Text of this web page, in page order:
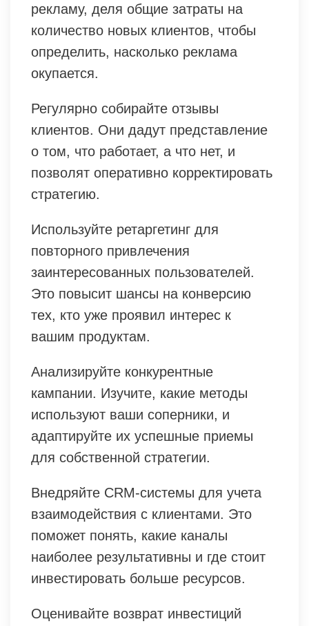
рекламу, деля общие затраты на
количество новых клиентов, чтобы
определить, насколько реклама
окупается.
Регулярно собирайте отзывы
клиентов. Они дадут представление
о том, что работает, а что нет, и
позволят оперативно корректировать
стратегию.
Используйте ретаргетинг для
повторного привлечения
заинтересованных пользователей.
Это повысит шансы на конверсию
тех, кто уже проявил интерес к
вашим продуктам.
Анализируйте конкурентные
кампании. Изучите, какие методы
используют ваши соперники, и
адаптируйте их успешные приемы
для собственной стратегии.
Внедряйте CRM-системы для учета
взаимодействия с клиентами. Это
поможет понять, какие каналы
наиболее результативны и где стоит
инвестировать больше ресурсов.
Оценивайте возврат инвестиций